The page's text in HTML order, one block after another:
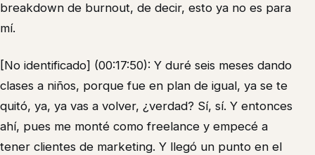
breakdown de burnout, de decir, esto ya no es para
mí.
[No identificado] (00:17:50): Y duré seis meses dando
clases a niños, porque fue en plan de igual, ya se te
quitó, ya, ya vas a volver, ¿verdad? Sí, sí. Y entonces
ahí, pues me monté como freelance y empecé a
tener clientes de marketing. Y llegó un punto en el